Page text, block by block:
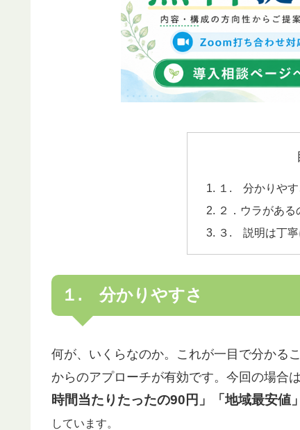
１. 分かりやす
２．ウラがあ
３. 説明は丁寧
１. 分かりやすさ
何が、いくらなのか。これが一目で分かる
からのアプローチが有効です。今回の場合は
時間当たりたったの90円」「地域最安値」
しています。